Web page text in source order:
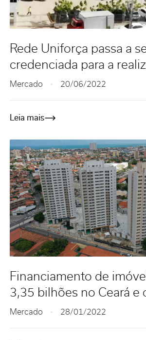
Rede Uniforça passa a
credenciada para a
serviços da BScash
Mercado 20/06/2022
Leia mais
Financiamento de
3,35 bilhões no Ceará e
em 2021
Mercado 28/01/2022